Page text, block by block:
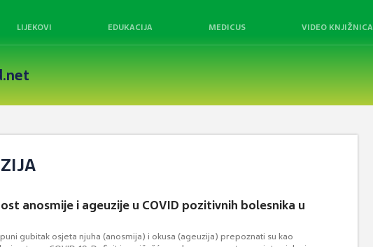
LIJEKOVI EDUKACIJA MEDICUS VIDEO KNJIŽNICA
anosmije i ageuzije u COVID pozitivnih bolesnika u
gubitak osjeta njuha (anosmija) i okusa (ageuzija) prepoznati su kao